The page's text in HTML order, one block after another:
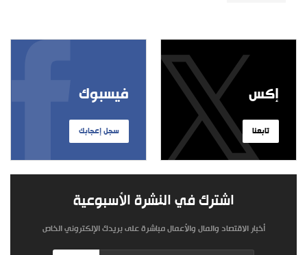
فيسبوك
سجل إعجابك
إكس
تابعنا
اشترك في النشرة الأسبوعية
أخبار الاقتصاد والمال والأعمال مباشرة على بريدك الإلكتروني الخاص